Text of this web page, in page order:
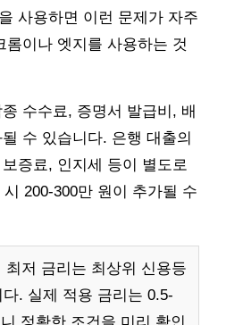
사용하면 이런 문제가 자주
롬이나 엣지를 사용하는 것
수수료, 증명서 발급비, 배
수 있습니다. 은행 대출의
증료, 인지세 등이 별도로
200-300만 원이 추가될 수
최저 금리는 최상위 신용등
. 실제 적용 금리는 0.5-
정확한 조건을 미리 확인